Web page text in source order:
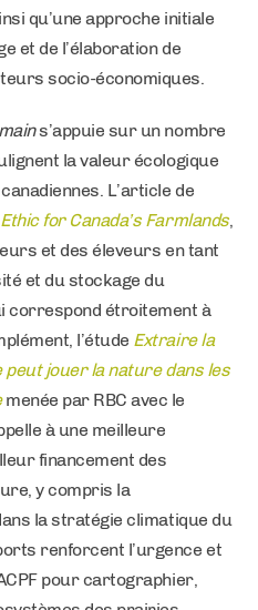
qu’une approche initiale
et de l’élaboration de
socio-économiques.
s’appuie sur un nombre
la valeur écologique
L’article de
for Canada’s Farmlands,
et des éleveurs en tant
et du stockage du
correspond étroitement à
l’étude Extraire la
peut jouer la nature dans les
menée par RBC avec le
à une meilleure
financement des
y compris la
la stratégie climatique du
renforcent l’urgence et
pour cartographier,